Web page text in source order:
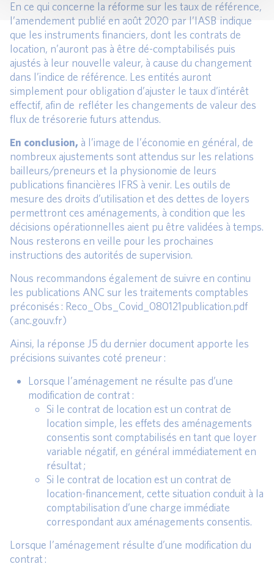
En ce qui concerne la réforme sur les taux de référence,
l’amendement publié en août 2020 par l’IASB indique
que les instruments financiers, dont les contrats de
location, n’auront pas à être dé-comptabilisés puis
ajustés à leur nouvelle valeur, à cause du changement
dans l’indice de référence. Les entités auront
simplement pour obligation d’ajuster le taux d’intérêt
effectif, afin de refléter les changements de valeur des
flux de trésorerie futurs attendus.
En conclusion, à l’image de l’économie en général, de
nombreux ajustements sont attendus sur les relations
bailleurs/preneurs et la physionomie de leurs
publications financières IFRS à venir. Les outils de
mesure des droits d’utilisation et des dettes de loyers
permettront ces aménagements, à condition que les
décisions opérationnelles aient pu être validées à temps.
Nous resterons en veille pour les prochaines
instructions des autorités de supervision.
Nous recommandons également de suivre en continu
les publications ANC sur les traitements comptables
préconisés : Reco_Obs_Covid_080121publication.pdf
(anc.gouv.fr)
Ainsi, la réponse J5 du dernier document apporte les
précisions suivantes coté preneur :
Lorsque l’aménagement ne résulte pas d’une
modification de contrat :
Si le contrat de location est un contrat de
location simple, les effets des aménagements
consentis sont comptabilisés en tant que loyer
variable négatif, en général immédiatement en
résultat ;
Si le contrat de location est un contrat de
location-financement, cette situation conduit à la
comptabilisation d’une charge immédiate
correspondant aux aménagements consentis.
Lorsque l’aménagement résulte d’une modification du
contrat :